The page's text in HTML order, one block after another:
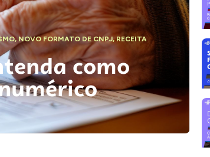
,NOVO FORMATO DE CNPJ,RECEITA
como